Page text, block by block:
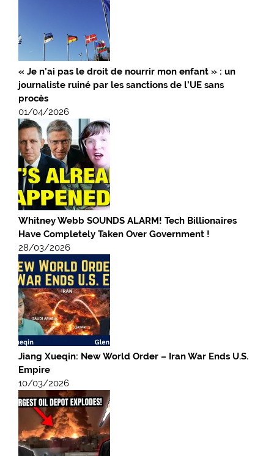
« Je n’ai pas le droit de nourrir mon enfant » : un
journaliste ruiné par les sanctions de l’UE sans
procès
01/04/2026
Whitney Webb SOUNDS ALARM! Tech Billionaires
Have Completely Taken Over Government !
28/03/2026
Jiang Xueqin: New World Order – Iran War Ends U.S.
Empire
10/03/2026